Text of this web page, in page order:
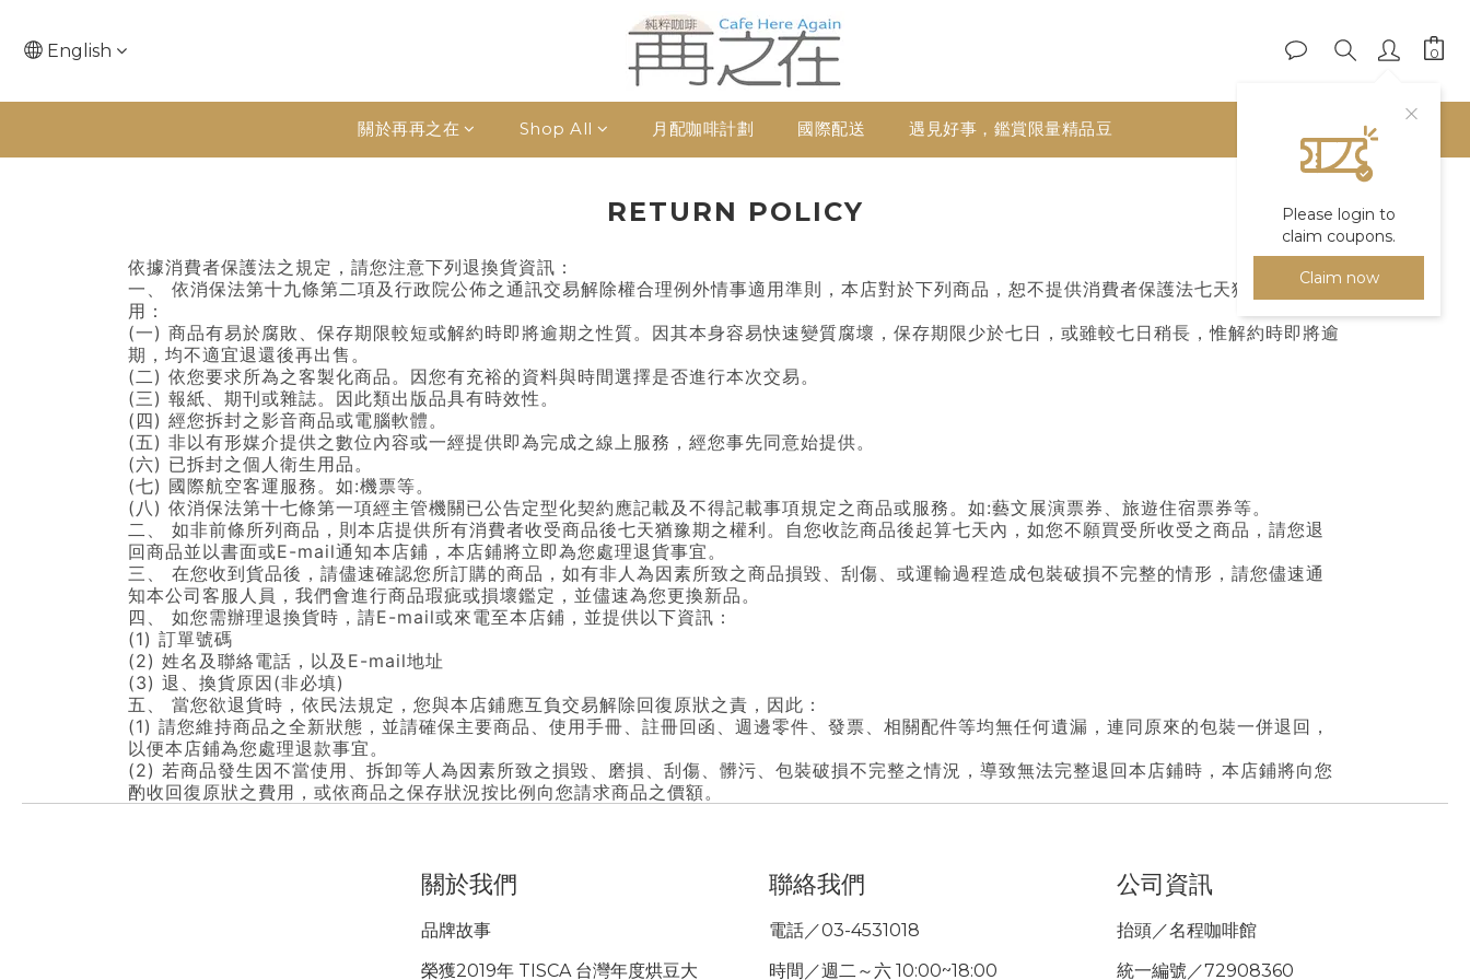
English
Please login to
claim coupons.
Claim now
關於再再之在 Shop All 月配咖啡計劃 國際配送 遇見好事，鑑賞限量精品豆
RETURN POLICY
依據消費者保護法之規定，請您注意下列退換貨資訊：
一、 依消保法第十九條第二項及行政院公佈之通訊交易解除權合理例外情事適用準則，本店對於下列商品，恕不提供消費者保護法七天猶豫期之適
用：
(一) 商品有易於腐敗、保存期限較短或解約時即將逾期之性質。因其本身容易快速變質腐壞，保存期限少於七日，或雖較七日稍長，惟解約時即將逾
期，均不適宜退還後再出售。
(二) 依您要求所為之客製化商品。因您有充裕的資料與時間選擇是否進行本次交易。
(三) 報紙、期刊或雜誌。因此類出版品具有時效性。
(四) 經您拆封之影音商品或電腦軟體。
(五) 非以有形媒介提供之數位內容或一經提供即為完成之線上服務，經您事先同意始提供。
(六) 已拆封之個人衛生用品。
(七) 國際航空客運服務。如:機票等。
(八) 依消保法第十七條第一項經主管機關已公告定型化契約應記載及不得記載事項規定之商品或服務。如:藝文展演票券、旅遊住宿票券等。
二、 如非前條所列商品，則本店提供所有消費者收受商品後七天猶豫期之權利。自您收訖商品後起算七天內，如您不願買受所收受之商品，請您退
回商品並以書面或E-mail通知本店鋪，本店鋪將立即為您處理退貨事宜。
三、 在您收到貨品後，請儘速確認您所訂購的商品，如有非人為因素所致之商品損毀、刮傷、或運輸過程造成包裝破損不完整的情形，請您儘速通
知本公司客服人員，我們會進行商品瑕疵或損壞鑑定，並儘速為您更換新品。
四、 如您需辦理退換貨時，請E-mail或來電至本店鋪，並提供以下資訊：
(1) 訂單號碼
(2) 姓名及聯絡電話，以及E-mail地址
(3) 退、換貨原因(非必填)
五、 當您欲退貨時，依民法規定，您與本店鋪應互負交易解除回復原狀之責，因此：
(1) 請您維持商品之全新狀態，並請確保主要商品、使用手冊、註冊回函、週邊零件、發票、相關配件等均無任何遺漏，連同原來的包裝一併退回，
以便本店鋪為您處理退款事宜。
(2) 若商品發生因不當使用、拆卸等人為因素所致之損毀、磨損、刮傷、髒污、包裝破損不完整之情況，導致無法完整退回本店鋪時，本店鋪將向您
酌收回復原狀之費用，或依商品之保存狀況按比例向您請求商品之價額。
關於我們
品牌故事
榮獲2019年 TISCA 台灣年度烘豆大
聯絡我們
電話／03-4531018
時間／週二～六 10:00~18:00
公司資訊
抬頭／名程咖啡館
統一編號／72908360